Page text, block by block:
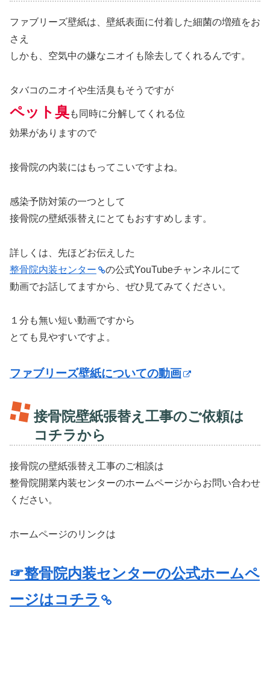
ファブリーズ壁紙は、壁紙表面に付着した細菌の増殖をお
さえ
しかも、空気中の嫌なニオイも除去してくれるんです。
タバコのニオイや生活臭もそうですが
ペット臭も同時に分解してくれる位
効果がありますので
接骨院の内装にはもってこいですよね。
感染予防対策の一つとして
接骨院の壁紙張替えにとてもおすすめします。
詳しくは、先ほどお伝えした
整骨院内装センター
の公式YouTubeチャンネルにて
動画でお話してますから、ぜひ見てみてください。
１分も無い短い動画ですから
とても見やすいですよ。
ファブリーズ壁紙についての動画
接骨院壁紙張替え工事のご依頼は
コチラから
接骨院の壁紙張替え工事のご相談は
整骨院開業内装センターのホームページからお問い合わせ
ください。
ホームページのリンクは
☞整骨院内装センターの公式ホームペ
ージはコチラ